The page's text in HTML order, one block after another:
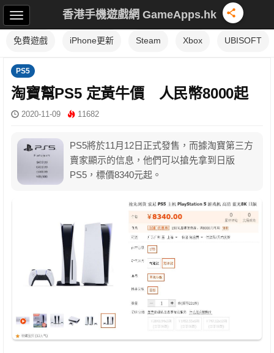
香港手機遊戲網 GameApps.hk
免費遊戲 iPhone更新 Steam Xbox UBISOFT
PS5
淘寶幫PS5 定黃牛價 人民幣8000起
2020-11-09 11682
PS5將於11月12日正式發售，而據淘寶第三方
賣家顯示的信息，他們可以搶先拿到日版
PS5，標價8340元起。